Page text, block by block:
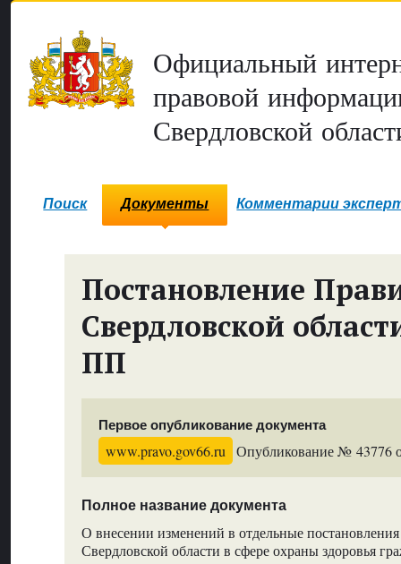
Официальный
правовой
Свердловской
Поиск Документы Комментарии
Постановление
Свердловской
ПП
Первое опубликование документа
www.pravo.gov66.ru Опубликование № 43776
Полное название документа
О внесении изменений в отдельные
Свердловской области в сфере охраны здоровья